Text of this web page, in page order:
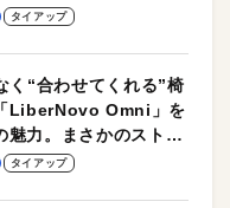
な操作性がグッド！
タイアップ
く“合わせてくれる”椅
LiberNovo Omni」を
魅力。まさかのストレ
タイアップ